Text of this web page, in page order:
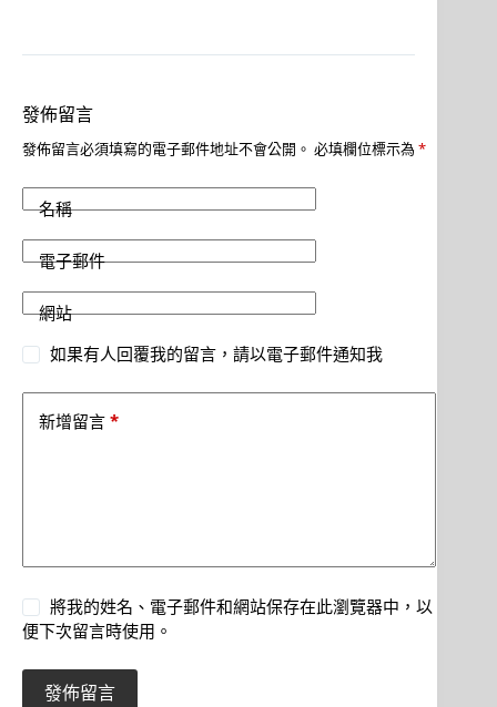
發佈留言
發佈留言必須填寫的電子郵件地址不會公開。 必填欄位標示為 *
名稱
電子郵件
網站
如果有人回覆我的留言，請以電子郵件通知我
新增留言 *
將我的姓名、電子郵件和網站保存在此瀏覽器中，以
便下次留言時使用。
發佈留言